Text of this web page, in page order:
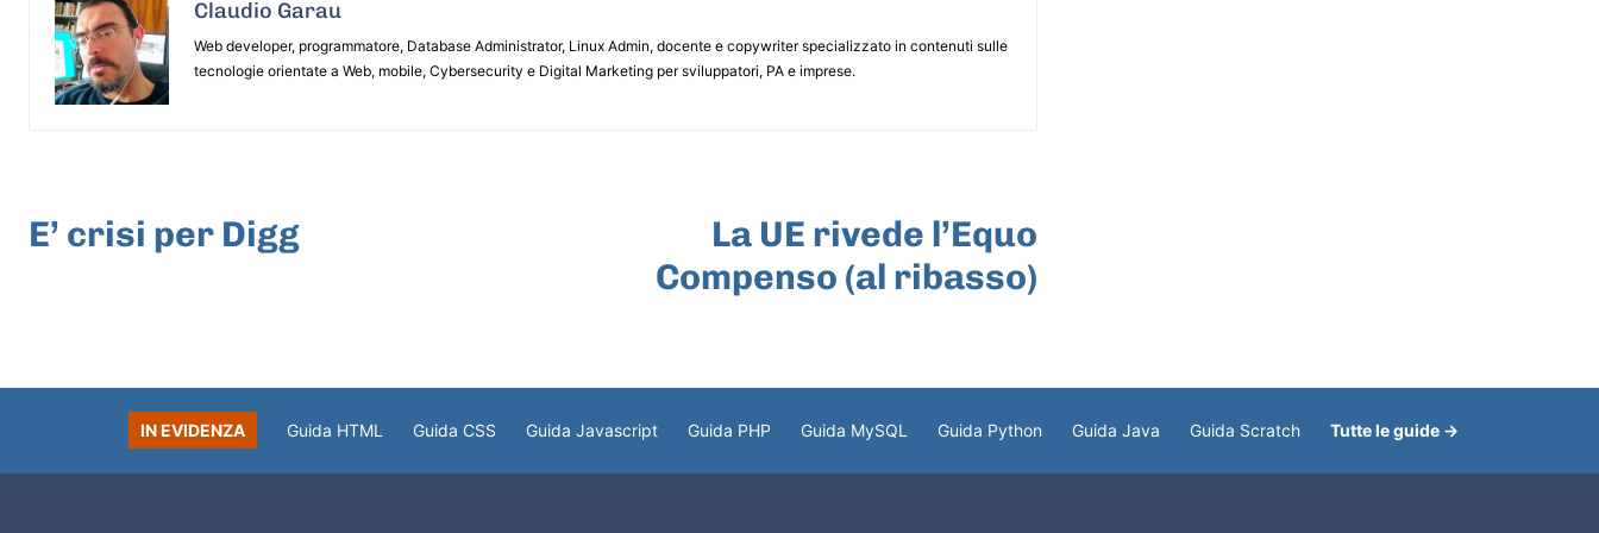
Claudio Garau
Web developer, programmatore, Database Administrator, Linux Admin, docente e copywriter specializzato in contenuti sulle
tecnologie orientate a Web, mobile, Cybersecurity e Digital Marketing per sviluppatori, PA e imprese.
E’ crisi per Digg
La UE rivede l’Equo
Compenso (al ribasso)
IN EVIDENZA Guida HTML Guida CSS Guida Javascript Guida PHP Guida MySQL Guida Python Guida Java Guida Scratch Tutte le guide →